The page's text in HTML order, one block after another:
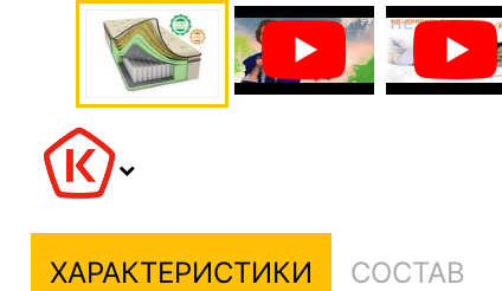
ХАРАКТЕРИСТИКИ СОСТАВ